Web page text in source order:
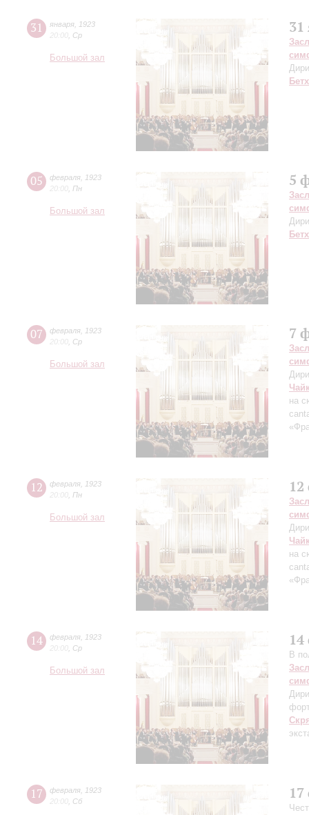
31 января
1923
20:00 Ср
Большой зал
31
05 февраля
1923
20:00 Пн
Большой зал
5
07 февраля
1923
20:00 Ср
Большой зал
7
на
12 февраля
1923
20:00 Пн
Большой зал
на
14 февраля
1923
20:00 Ср
Большой зал
В
17 февраля
1923
20:00 Сб